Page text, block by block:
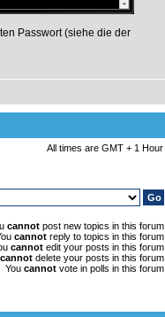
Passwort (siehe die der
All times are GMT + 1 Hour
cannot post new topics in this forum
cannot reply to topics in this forum
cannot edit your posts in this forum
cannot delete your posts in this forum
You cannot vote in polls in this forum